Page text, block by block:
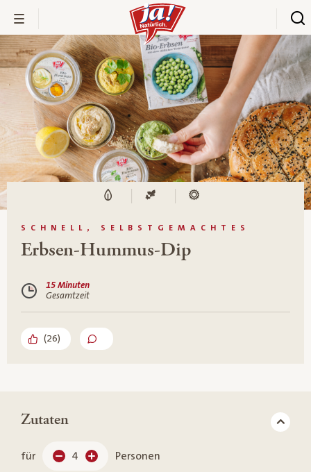
SCHNELL, SELBSTGEMACHTES
Erbsen-Hummus-Dip
15 Minuten
Gesamtzeit
(26)
Zutaten
für 4 Personen